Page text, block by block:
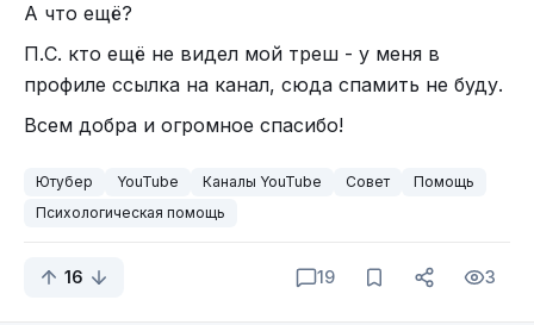
А что ещё?
П.С. кто ещё не видел мой треш - у меня в
профиле ссылка на канал, сюда спамить не буду.
Всем добра и огромное спасибо!
Ютубер YouTube Каналы YouTube Совет
Помощь
Психологическая помощь
16 19 3